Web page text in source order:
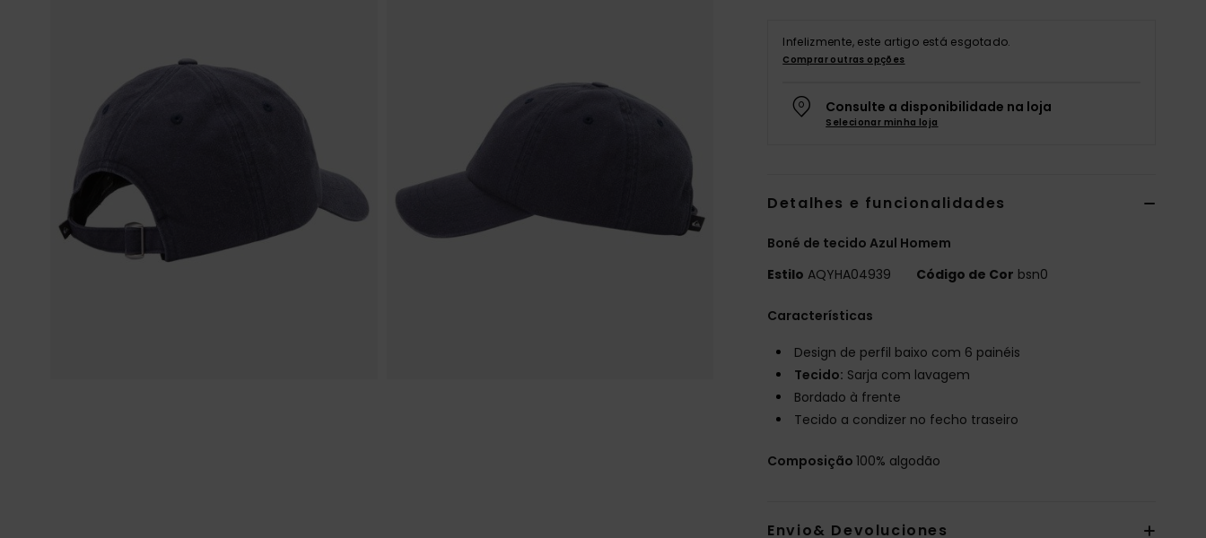
Infelizmente, este artigo está esgotado.
Comprar outras opções
Consulte a disponibilidade na loja
Selecionar minha loja
Detalhes e funcionalidades
Boné de tecido Azul Homem
Estilo AQYHA04939 Código de Cor bsn0
Características
Design de perfil baixo com 6 painéis
Tecido: Sarja com lavagem
Bordado à frente
Tecido a condizer no fecho traseiro
Composição100% algodão
Envio& Devoluciones